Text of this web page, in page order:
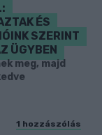
ÉS
SZERINT
ÜGYBEN
meg, majd
1 hozzászólás